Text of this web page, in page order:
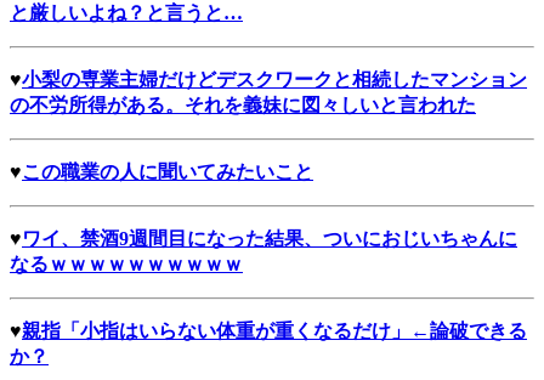
と厳しいよね？と言うと…
♥小梨の専業主婦だけどデスクワークと相続したマンション
の不労所得がある。それを義妹に図々しいと言われた
♥この職業の人に聞いてみたいこと
♥ワイ、禁酒9週間目になった結果、ついにおじいちゃんに
なるｗｗｗｗｗｗｗｗｗｗ
♥親指「小指はいらない体重が重くなるだけ」←論破できる
か？